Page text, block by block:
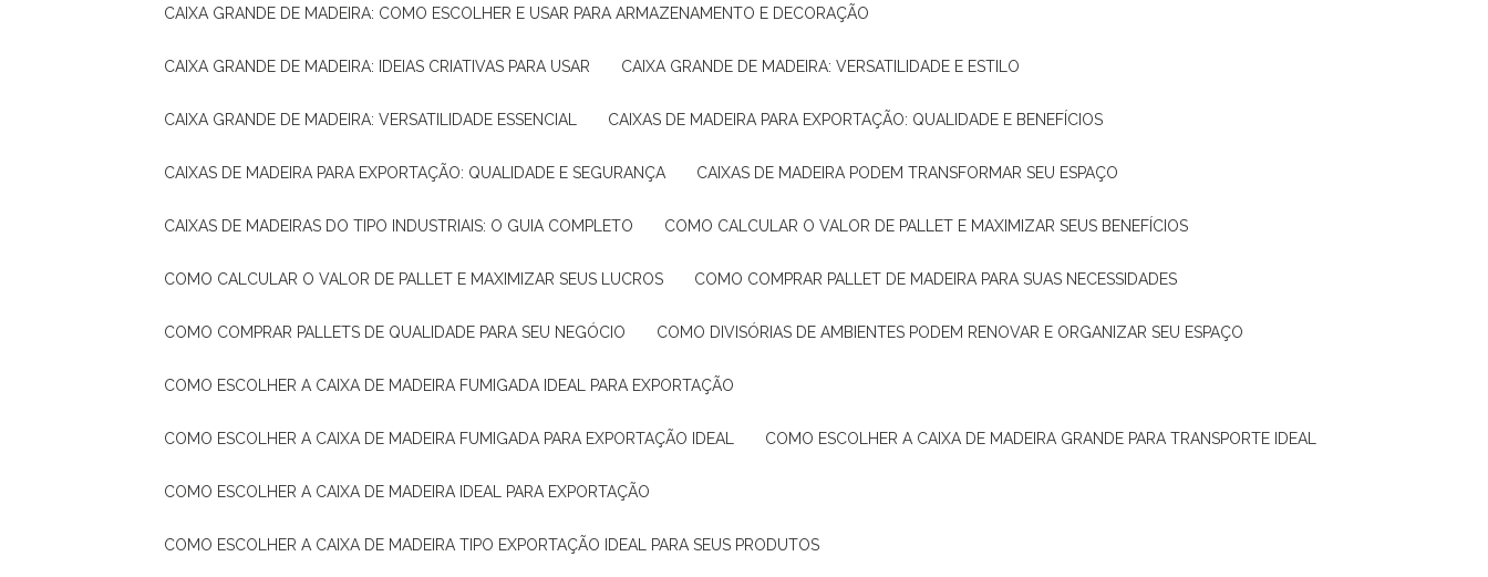
CAIXA GRANDE DE MADEIRA: COMO ESCOLHER E USAR PARA ARMAZENAMENTO E DECORAÇÃO
CAIXA GRANDE DE MADEIRA: IDEIAS CRIATIVAS PARA USAR CAIXA GRANDE DE MADEIRA: VERSATILIDADE E ESTILO
CAIXA GRANDE DE MADEIRA: VERSATILIDADE ESSENCIAL CAIXAS DE MADEIRA PARA EXPORTAÇÃO: QUALIDADE E BENEFÍCIOS
CAIXAS DE MADEIRA PARA EXPORTAÇÃO: QUALIDADE E SEGURANÇA CAIXAS DE MADEIRA PODEM TRANSFORMAR SEU ESPAÇO
CAIXAS DE MADEIRAS DO TIPO INDUSTRIAIS: O GUIA COMPLETO COMO CALCULAR O VALOR DE PALLET E MAXIMIZAR SEUS BENEFÍCIOS
COMO CALCULAR O VALOR DE PALLET E MAXIMIZAR SEUS LUCROS COMO COMPRAR PALLET DE MADEIRA PARA SUAS NECESSIDADES
COMO COMPRAR PALLETS DE QUALIDADE PARA SEU NEGÓCIO COMO DIVISÓRIAS DE AMBIENTES PODEM RENOVAR E ORGANIZAR SEU ESPAÇO
COMO ESCOLHER A CAIXA DE MADEIRA FUMIGADA IDEAL PARA EXPORTAÇÃO
COMO ESCOLHER A CAIXA DE MADEIRA FUMIGADA PARA EXPORTAÇÃO IDEAL COMO ESCOLHER A CAIXA DE MADEIRA GRANDE PARA TRANSPORTE IDEAL
COMO ESCOLHER A CAIXA DE MADEIRA IDEAL PARA EXPORTAÇÃO
COMO ESCOLHER A CAIXA DE MADEIRA TIPO EXPORTAÇÃO IDEAL PARA SEUS PRODUTOS